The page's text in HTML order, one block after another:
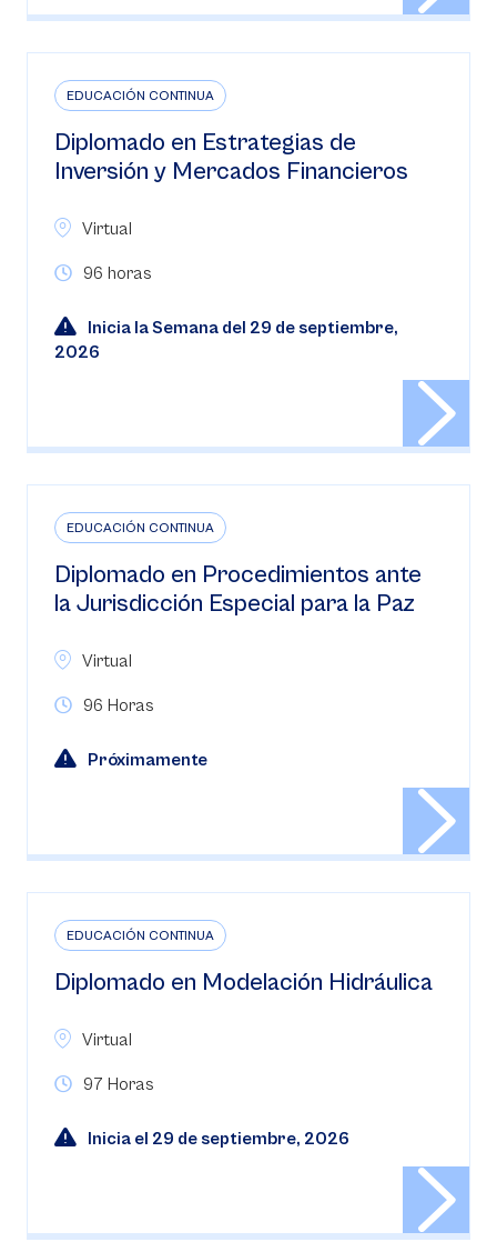
EDUCACIÓN CONTINUA
Diplomado en Estrategias de
Inversión y Mercados Financieros
Virtual
96 horas
Inicia la Semana del 29 de septiembre,
2026
EDUCACIÓN CONTINUA
Diplomado en Procedimientos ante
la Jurisdicción Especial para la Paz
Virtual
96 Horas
Próximamente
EDUCACIÓN CONTINUA
Diplomado en Modelación Hidráulica
Virtual
97 Horas
Inicia el 29 de septiembre, 2026